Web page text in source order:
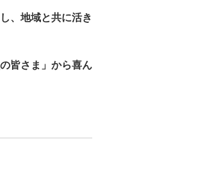
、地域と共に活き
皆さま」から喜ん